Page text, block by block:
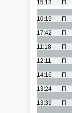
15:13 П
10:19 П
17:42 П
11:18 П
12:11 П
14:16 П
13:24 П
13:39 П